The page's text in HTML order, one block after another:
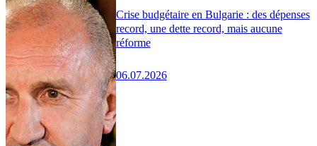
Crise budgétaire en Bulgarie : des dépenses
record, une dette record, mais aucune
réforme
06.07.2026